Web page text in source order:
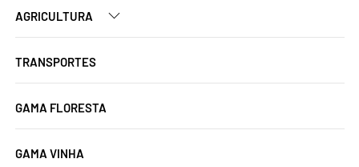
AGRICULTURA
TRANSPORTES
GAMA FLORESTA
GAMA VINHA